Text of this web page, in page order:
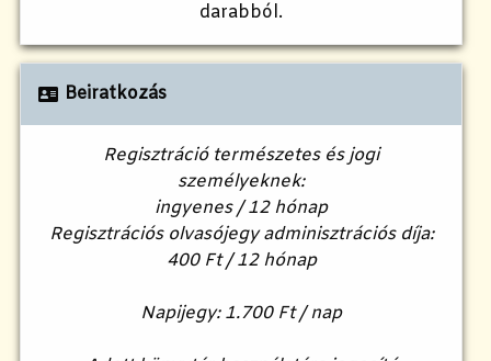
darabból.
Beiratkozás
Regisztráció természetes és jogi
személyeknek:
ingyenes / 12 hónap
Regisztrációs olvasójegy adminisztrációs díja:
400 Ft / 12 hónap
Napijegy: 1.700 Ft / nap